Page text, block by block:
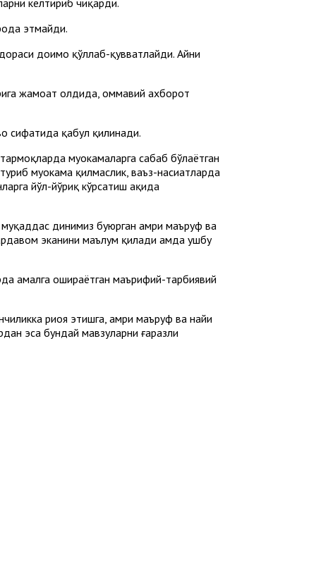
этмайди.
доимо қўллаб-қувватлайди. Айни
жамоат олдида, оммавий ахборот
сифатида қабул қилинади.
муҳокамаларга сабаб бўлаётган
муҳокама қилмаслик, ваъз-насиҳатларда
йўл-йўриқ кўрсатиш ҳақида
динимиз буюрган амри маъруф ва
эканини маълум қилади ҳамда ушбу
амалга ошираётган маърифий-тарбиявий
риоя этишга, амри маъруф ва наҳйи
эса бундай мавзуларни ғаразли